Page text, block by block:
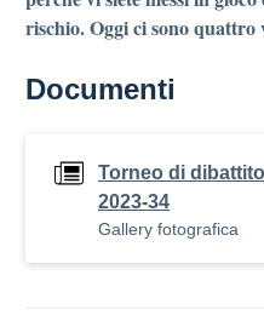
rischio. Oggi ci sono
Documenti
Torneo di
2023-34
Gallery fotografica